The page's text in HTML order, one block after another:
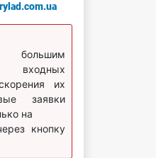
входных
их
заявки
на
кнопку